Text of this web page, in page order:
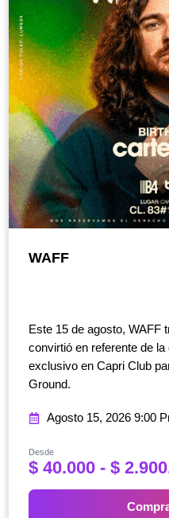
WAFF
Este 15 de agosto, WAFF
convirtió en referente de
exclusivo en Capri Club
Ground.
Agosto 15, 2026 9:00
Desde
$40.000 - $